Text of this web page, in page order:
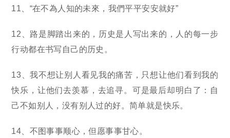
11、“在不為人知的未來，我們平平安安就好”
12、路是脚踏出来的，历史是人写出来的，人的每一步
行动都在书写自己的历史。
13、我不想让别人看见我的痛苦，只想让他们看到我的
快乐，让他们去羡慕，去追寻。可是最后却明白了：自
己不如别人，没有别人过的好。简单就是快乐。
14、不图事事顺心，但愿事事甘心。